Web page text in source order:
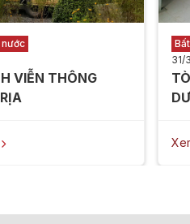
nước
VIỄN THÔNG

31/